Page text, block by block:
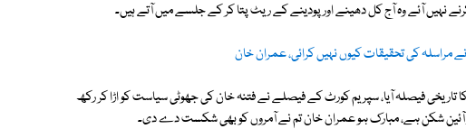
نہیں آئے وہ آج کل دھینے اور پودینے کے ریٹ پتا کر کے جلسے میں آتے ہیں۔
مراسلہ کی تحقیقات کیوں نہیں کرائی، عمران خان
فیصلہ آیا، سپریم کورٹ کے فیصلے نے فتنہ خان کی جھوٹی سیاست کو اڑا کر رکھ
آئین شکن ہے، مبارک ہو عمران خان تم نے آمروں کو بھی شکست دے دی۔